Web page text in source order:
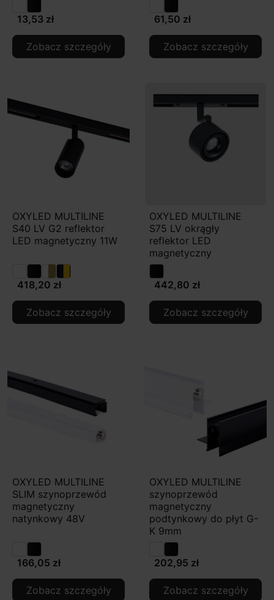
13,53 zł
Zobacz szczegóły
61,50 zł
Zobacz szczegóły
OXYLED MULTILINE
S40 LV G2 reflektor
LED magnetyczny 11W
418,20 zł
Zobacz szczegóły
OXYLED MULTILINE
S75 LV okrągły
reflektor LED
magnetyczny
442,80 zł
Zobacz szczegóły
OXYLED MULTILINE
SLIM szynoprzewód
magnetyczny
natynkowy 48V
166,05 zł
Zobacz szczegóły
OXYLED MULTILINE
szynoprzewód
magnetyczny
podtynkowy do płyt G-
K 9mm
202,95 zł
Zobacz szczegóły